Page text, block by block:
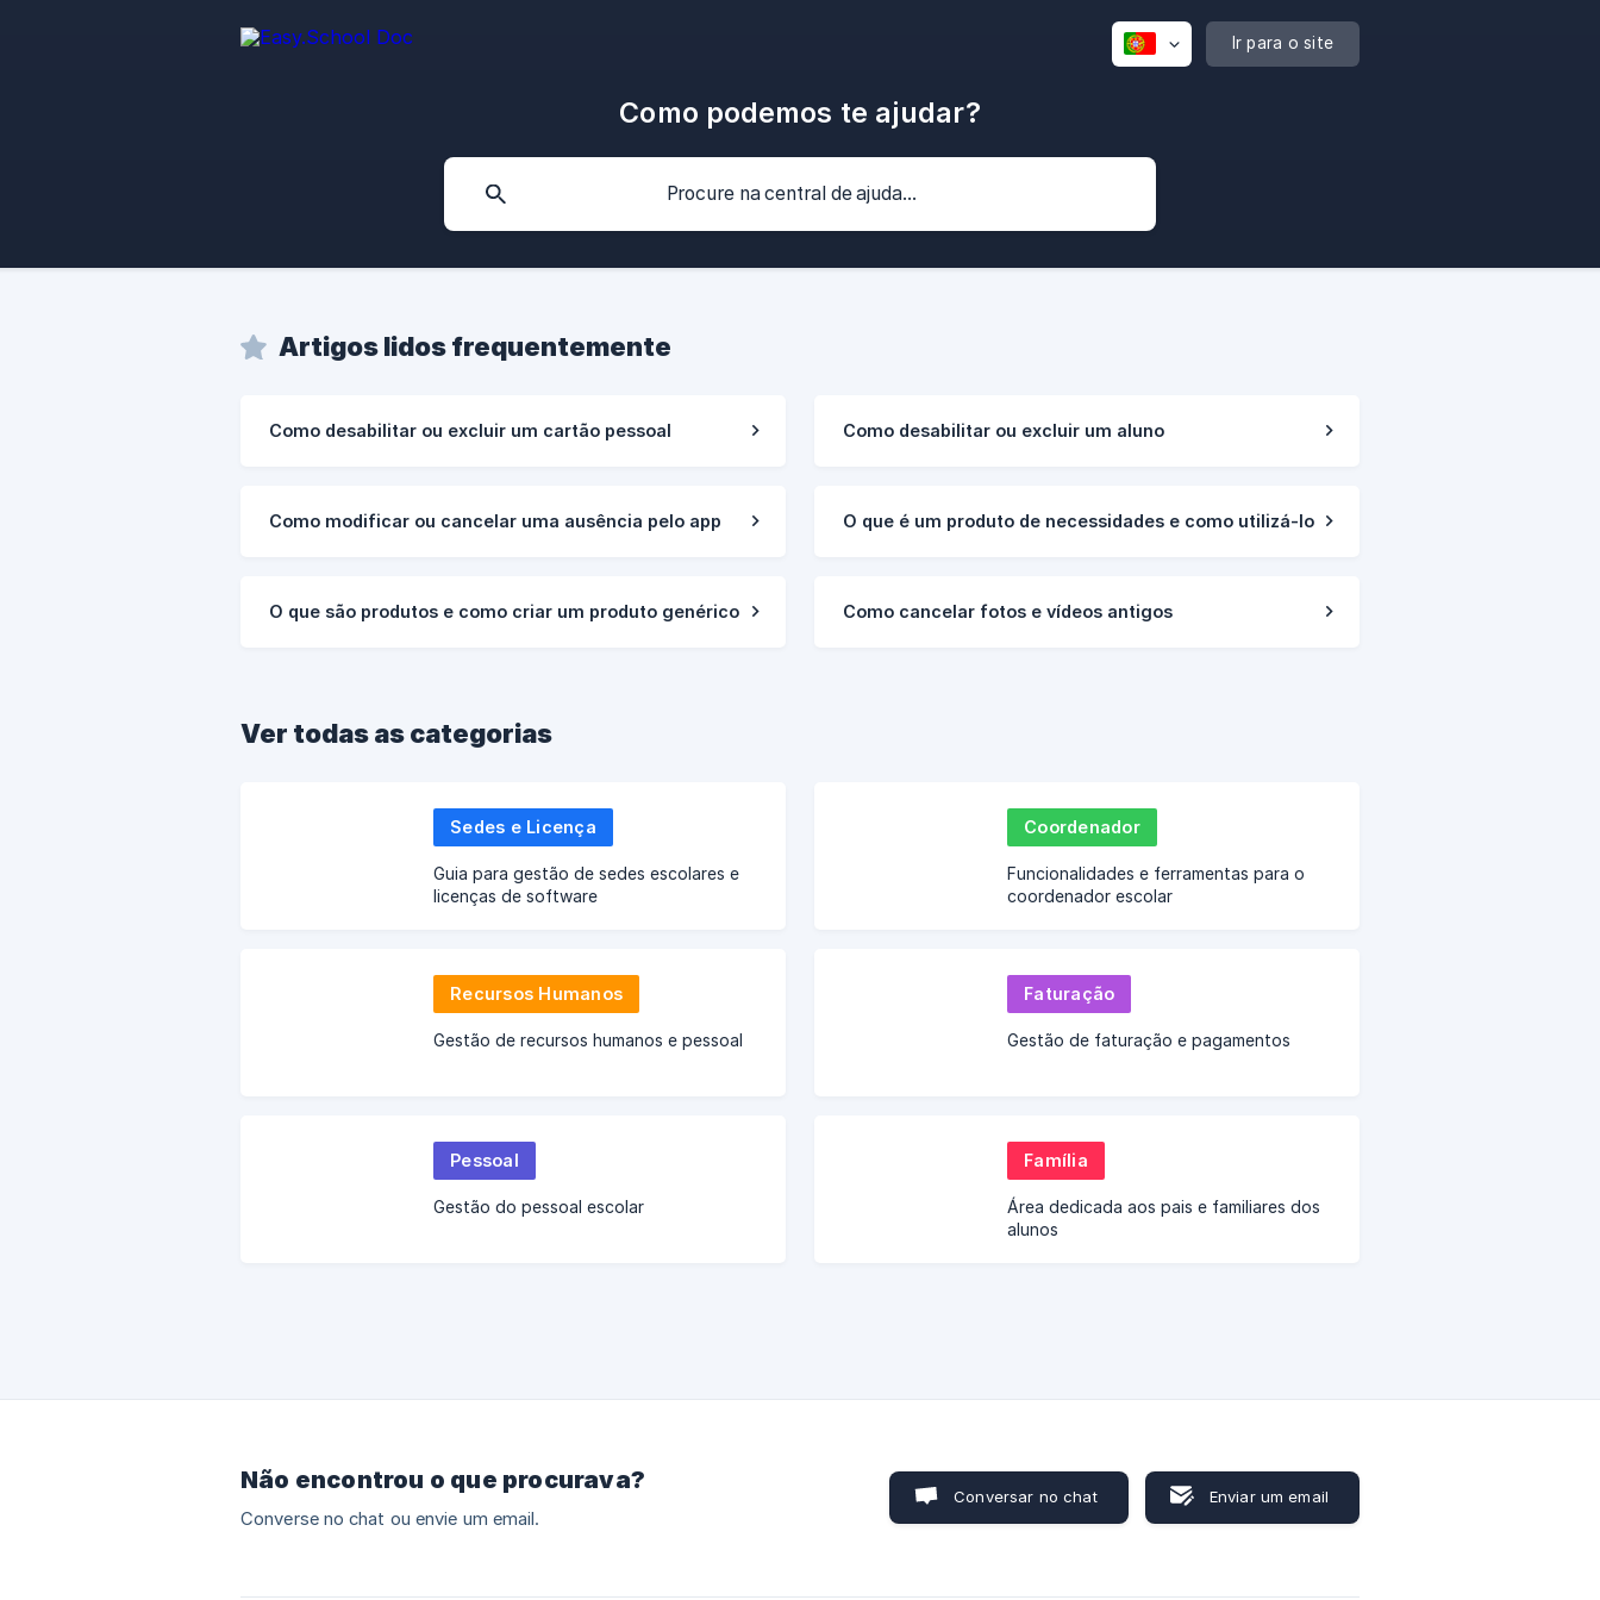
Ir para o site
Como podemos te ajudar?
Artigos lidos frequentemente
Como desabilitar ou excluir um cartão pessoal Como desabilitar ou excluir um aluno
Como modificar ou cancelar uma ausência pelo app O que é um produto de necessidades e como utilizá-lo
O que são produtos e como criar um produto genérico Como cancelar fotos e vídeos antigos
Ver todas as categorias
Sedes e Licença
Guia para gestão de sedes escolares e
licenças de software
Coordenador
Funcionalidades e ferramentas para o
coordenador escolar
Recursos Humanos
Gestão de recursos humanos e pessoal
Faturação
Gestão de faturação e pagamentos
Pessoal
Gestão do pessoal escolar
Família
Área dedicada aos pais e familiares dos
alunos
Não encontrou o que procurava?
Converse no chat ou envie um email.
Conversar no chat Enviar um email